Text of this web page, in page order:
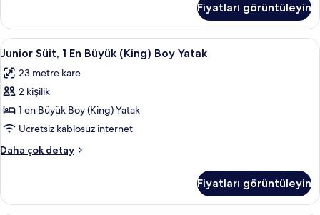
fotoğrafları
görün
(Queen)
Boy
Yatak
daha
fazla
Fiyatları görüntüleyin
Junior
Süit,
1
En
Büyük
(King)
Boy
Yatak
tüm
fotoğrafları
Junior Süit, 1 En Büyük (King) Boy
9
Junior Süit, 1 En Büyük (King) Boy Yatak
23 metre kare
2 kişilik
1 en Büyük Boy (King) Yatak
Ücretsiz kablosuz internet
Daha çok detay
Junior
Büyük
Fiyatları görüntüleyin